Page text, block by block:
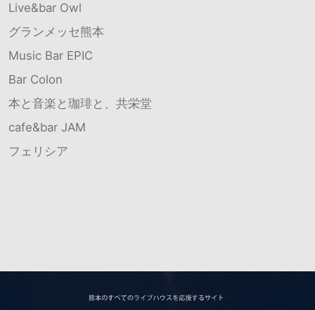
Live&bar Owl
グランメッセ熊本
Music Bar EPIC
Bar Colon
本と音楽と珈琲と、共栄堂
cafe&bar JAM
フェリシア